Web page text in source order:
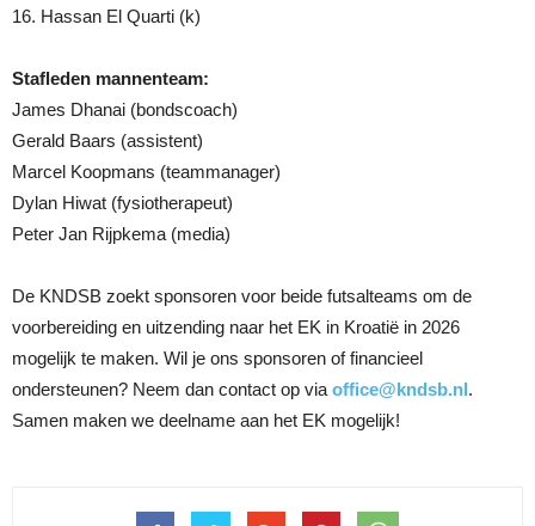
16. Hassan El Quarti (k)
Stafleden mannenteam:
James Dhanai (bondscoach)
Gerald Baars (assistent)
Marcel Koopmans (teammanager)
Dylan Hiwat (fysiotherapeut)
Peter Jan Rijpkema (media)
De KNDSB zoekt sponsoren voor beide futsalteams om de
voorbereiding en uitzending naar het EK in Kroatië in 2026
mogelijk te maken. Wil je ons sponsoren of financieel
ondersteunen? Neem dan contact op via office@kndsb.nl.
Samen maken we deelname aan het EK mogelijk!